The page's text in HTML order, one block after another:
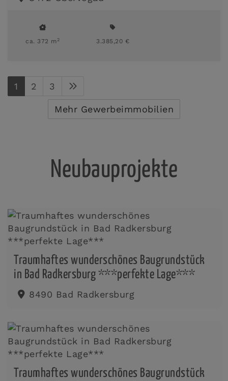
ca. 372 m2 3.385,20 €
1 2 3
Mehr Gewerbeimmobilien
Neubauprojekte
Traumhaftes wunderschönes Baugrundstück
in Bad Radkersburg ***perfekte Lage***
8490 Bad Radkersburg
Traumhaftes wunderschönes Baugrundstück